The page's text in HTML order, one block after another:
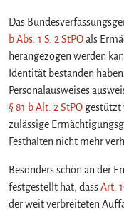
Das
b Abs. 1 S. 2 StPOals
herangezogen werden
Identität bestanden
Personalausweises
§ 81 b Alt. 2 StPO gestützt
zulässige
Festhalten nicht mehr
Besonders schön an der
festgestellt hat, dassArt.
der weit verbreiteten